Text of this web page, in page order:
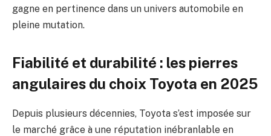
gagne en pertinence dans un univers automobile en
pleine mutation.
Fiabilité et durabilité : les pierres
angulaires du choix Toyota en 2025
Depuis plusieurs décennies, Toyota s’est imposée sur
le marché grâce à une réputation inébranlable en